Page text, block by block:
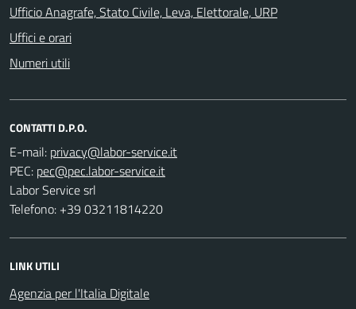
Ufficio Anagrafe, Stato Civile, Leva, Elettorale, URP
Uffici e orari
Numeri utili
CONTATTI D.P.O.
E-mail:
PEC:
Labor Service srl
Telefono: +39 03211814220
LINK UTILI
Agenzia per l'Italia Digitale